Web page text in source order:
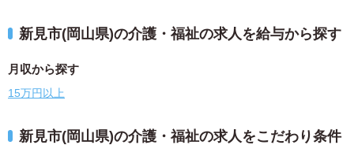
新見市(岡山県)の介護・福祉の求人を給与から探す
月収から探す
15万円以上
新見市(岡山県)の介護・福祉の求人をこだわり条件